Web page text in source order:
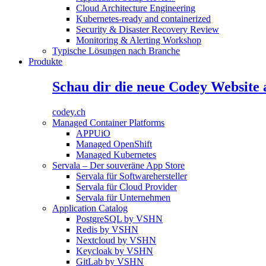
Cloud Architecture Engineering
Kubernetes-ready and containerized
Security & Disaster Recovery Review
Monitoring & Alerting Workshop
Typische Lösungen nach Branche
Produkte
Schau dir die neue Codey Website
codey.ch
Managed Container Platforms
APPUiO
Managed OpenShift
Managed Kubernetes
Servala – Der souveräne App Store
Servala für Softwarehersteller
Servala für Cloud Provider
Servala für Unternehmen
Application Catalog
PostgreSQL by VSHN
Redis by VSHN
Nextcloud by VSHN
Keycloak by VSHN
GitLab by VSHN